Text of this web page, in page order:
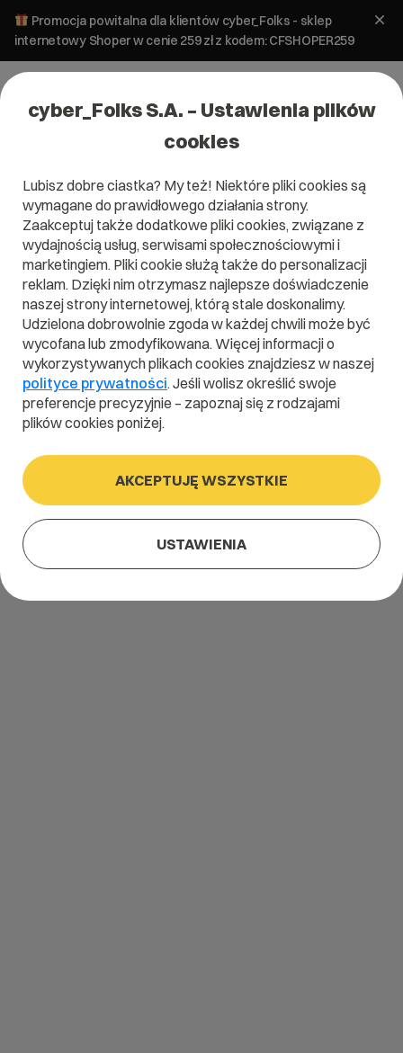
Promocja powitalna dla klientów cyber_Folks - sklep
internetowy Shoper w cenie 259 zł z kodem: CFSHOPER259
Domena .pl od 0 zł!
Szukaj domeny
Wpisz swoją wymarzoną nazwę domeny i naciśnij przycisk
Znajdź
Promocja .pl od0,00 zł.site 0,90 zł.online 0,90 zł
cyber_Folks S.A. – Ustawienia plików
cookies
Lubisz dobre ciastka? My też! Niektóre pliki cookies są
wymagane do prawidłowego działania strony.
Zaakceptuj także dodatkowe pliki cookies, związane z
wydajnością usług, serwisami społecznościowymi i
marketingiem. Pliki cookie służą także do personalizacji
reklam. Dzięki nim otrzymasz najlepsze doświadczenie
naszej strony internetowej, którą stale doskonalimy.
Udzielona dobrowolnie zgoda w każdej chwili może być
wycofana lub zmodyfikowana. Więcej informacji o
wykorzystywanych plikach cookies znajdziesz w naszej
polityce prywatności. Jeśli wolisz określić swoje
preferencje precyzyjnie – zapoznaj się z rodzajami
plików cookies poniżej.
AKCEPTUJĘ WSZYSTKIE
USTAWIENIA